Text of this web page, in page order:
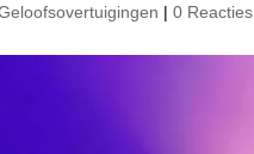
| 0 Reacties